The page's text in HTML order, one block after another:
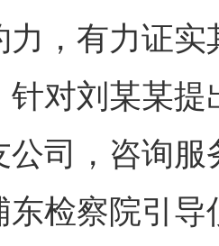
力，有力证
针对刘某某
公司，咨询
东检察院引